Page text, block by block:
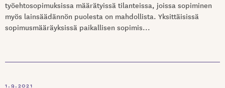
työehtosopimuksissa määrätyissä tilanteissa, joissa sopiminen
myös lainsäädännön puolesta on mahdollista. Yksittäisissä
sopimusmääräyksissä paikallisen sopimis...
1.9.2021